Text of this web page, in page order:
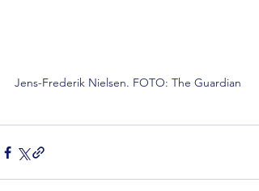
Jens-Frederik Nielsen. FOTO: The Guardian